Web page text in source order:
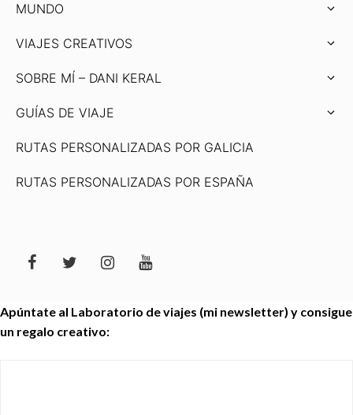
MUNDO
VIAJES CREATIVOS
SOBRE MÍ – DANI KERAL
GUÍAS DE VIAJE
RUTAS PERSONALIZADAS POR GALICIA
RUTAS PERSONALIZADAS POR ESPAÑA
Apúntate al Laboratorio de viajes (mi newsletter) y consigue
un regalo creativo: